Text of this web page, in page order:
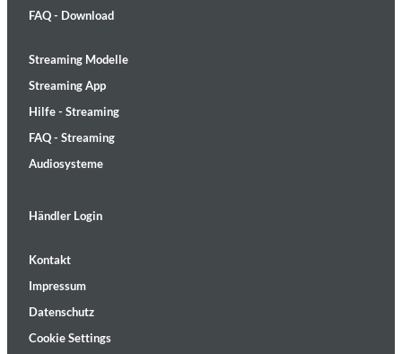
FAQ - Download
Streaming Modelle
Streaming App
Hilfe - Streaming
FAQ - Streaming
Audiosysteme
Händler Login
Kontakt
Impressum
Datenschutz
Cookie Settings